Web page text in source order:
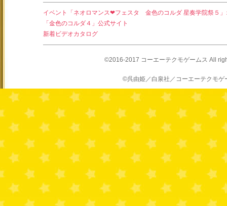
イベント「ネオロマンス❤フェスタ 金色のコルダ 星奏学院祭５
「金色のコルダ４」公式サイト
新着ビデオカタログ
©2016-2017 コーエーテクモゲームス All
©呉由姫／白泉社／コーエーテクモゲ